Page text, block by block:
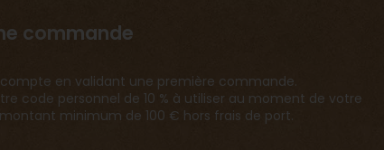
commande
en validant une première commande.
code personnel de 10 % à utiliser au moment de votre
minimum de 100 € hors frais de port.